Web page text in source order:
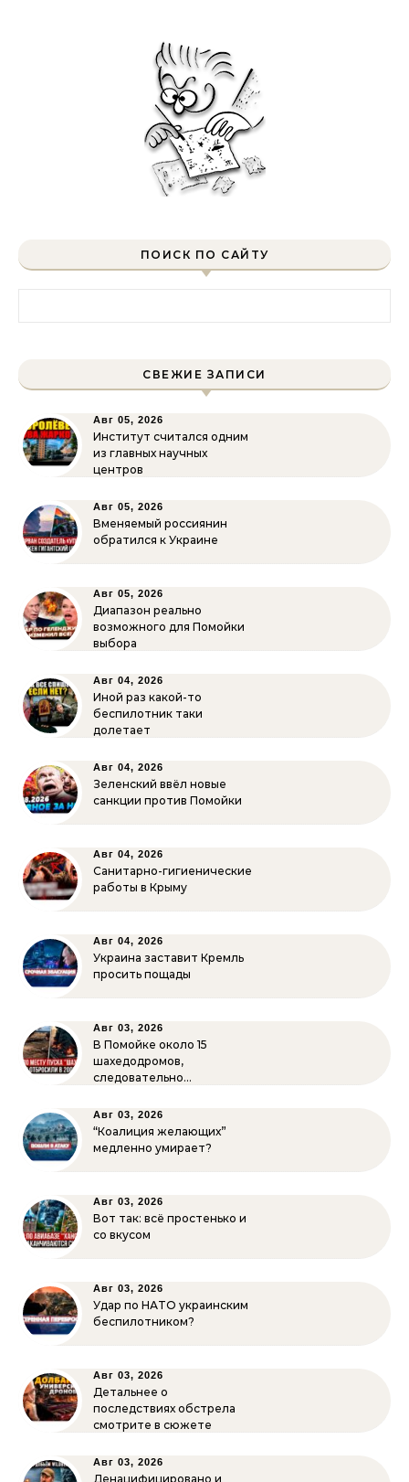
ПОИСК ПО САЙТУ
СВЕЖИЕ ЗАПИСИ
Авг 05, 2026
Институт считался одним
из главных научных
центров
Авг 05, 2026
Вменяемый россиянин
обратился к Украине
Авг 05, 2026
Диапазон реально
возможного для Помойки
выбора
Авг 04, 2026
Иной раз какой-то
беспилотник таки
долетает
Авг 04, 2026
Зеленский ввёл новые
санкции против Помойки
Авг 04, 2026
Санитарно-гигиенические
работы в Крыму
Авг 04, 2026
Украина заставит Кремль
просить пощады
Авг 03, 2026
В Помойке около 15
шахедодромов,
следовательно…
Авг 03, 2026
“Коалиция желающих”
медленно умирает?
Авг 03, 2026
Вот так: всё простенько и
со вкусом
Авг 03, 2026
Удар по НАТО украинским
беспилотником?
Авг 03, 2026
Детальнее о
последствиях обстрела
смотрите в сюжете
Авг 03, 2026
Денацифицировано и